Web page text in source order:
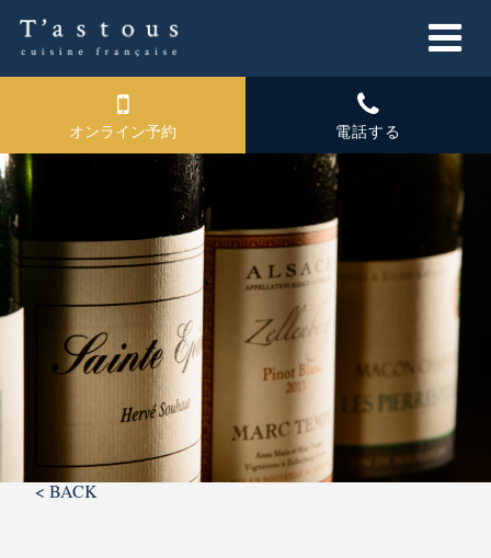
オンライン予約 電話する
< BACK